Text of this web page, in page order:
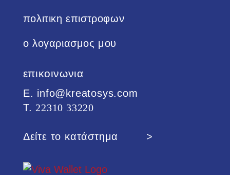
πολιτικη επιστροφων
ο λογαριασμος μου
επικοινωνια
Ε. info@kreatosys.com
Τ. 22310 33220
Δείτε το κατάστημα >